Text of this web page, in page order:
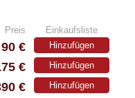
Preis Einkaufsliste
90 € Hinzufügen
€ Hinzufügen
€ Hinzufügen